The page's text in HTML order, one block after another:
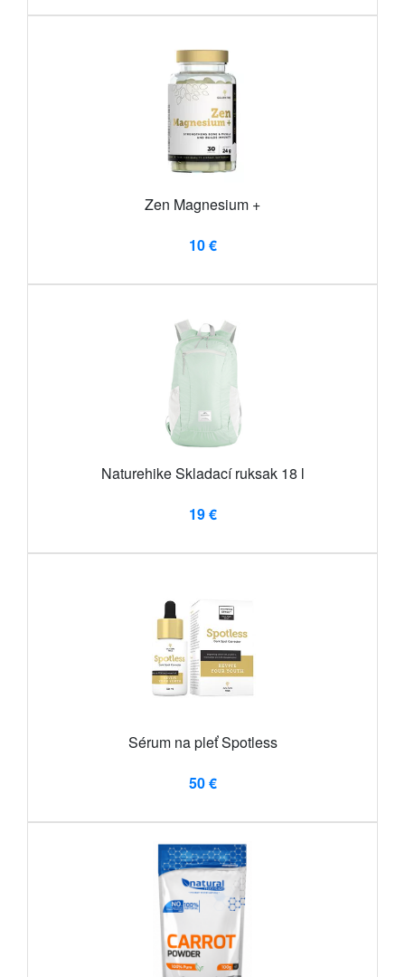
Zen Magnesium +
10 €
Naturehike Skladací ruksak 18 l
19 €
Sérum na pleť Spotless
50 €